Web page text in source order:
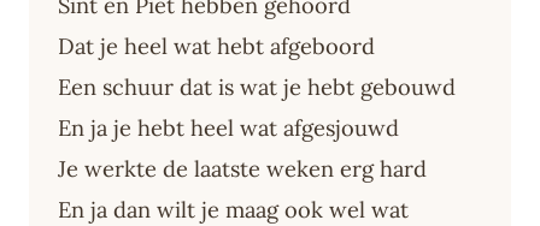
Sint en Piet hebben gehoord
Dat je heel wat hebt afgeboord
Een schuur dat is wat je hebt gebouwd
En ja je hebt heel wat afgesjouwd
Je werkte de laatste weken erg hard
En ja dan wilt je maag ook wel wat